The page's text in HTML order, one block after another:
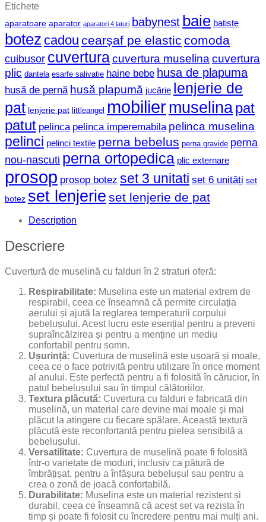
Etichete
aparatoare aparator aparatori 4 laturi babynest baie batiste
botez cadou cearșaf pe elastic comoda
cuibusor cuverturacuvertura muselina cuvertura
plic dantela esarfe salivatie haine bebe husa de plapuma
husă de pernă husă plapumă jucărie lenjerie de
pat lenjerie pat littleangel mobiliermuselinapat
patut pelinca pelinca imperemabila pelinca muselina
pelinci pelinci textile perna bebelus perna gravide perna
nou-nascuti perna ortopedica plic externare
prosop prosop botez set 3 unitati set 6 unități set
botez set lenjerie set lenjerie de pat
Description
Descriere
Cuvertură de muselină cu falduri în 2 straturi oferă:
Respirabilitate: Muselina este un material extrem de
respirabil, ceea ce înseamnă că permite circulația
aerului și ajută la reglarea temperaturii corpului
bebelușului. Acest lucru este esențial pentru a preveni
supraîncălzirea și pentru a menține un mediu
confortabil pentru somn.
Ușurință: Cuvertura de muselină este ușoară și moale,
ceea ce o face potrivită pentru utilizare în orice moment
al anului. Este perfectă pentru a fi folosită în cărucior, în
patul bebelușului sau în timpul călătoriilor.
Textura plăcută: Cuvertura cu falduri e fabricată din
muselină, un material care devine mai moale și mai
plăcut la atingere cu fiecare spălare. Această textură
plăcută este reconfortantă pentru pielea sensibilă a
bebelușului.
Versatilitate: Cuvertura de muselină poate fi folosită
într-o varietate de moduri, inclusiv ca pătură de
îmbrățișat, pentru a înfășura bebelușul sau pentru a
crea o zonă de joacă confortabilă.
Durabilitate: Muselina este un material rezistent și
durabil, ceea ce înseamnă că acest set va rezista în
timp și poate fi folosit cu încredere pentru mai mulți ani.